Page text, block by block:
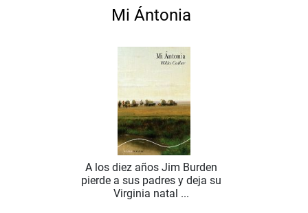
Mi Ántonia
A los diez años Jim Burden
pierde a sus padres y deja su
Virginia natal ...